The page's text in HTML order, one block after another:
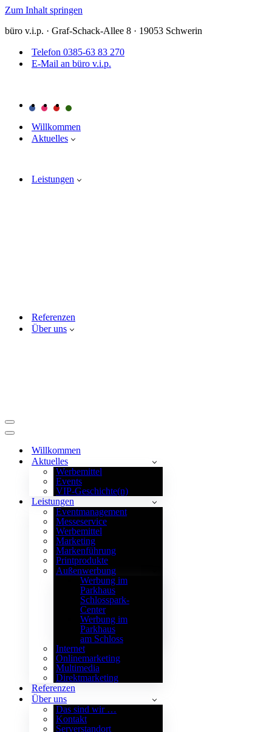
Zum Inhalt springen
büro v.i.p. · Graf-Schack-Allee 8 · 19053 Schwerin
Telefon 0385-63 83 270
E-Mail an büro v.i.p.
Willkommen
Aktuelles
Leistungen
Referenzen
Über uns
Navigationsmenü
Navigationsmenü
Willkommen
Aktuelles
Werbemittel
Events
VIP-Geschichte(n)
Leistungen
Eventmanagement
Messeservice
Werbemittel
Marketing
Markenführung
Printprodukte
Außenwerbung
Werbung im
Parkhaus
Schlosspark-
Center
Werbung im
Parkhaus
am Schloss
Internet
Onlinemarketing
Multimedia
Direktmarketing
Referenzen
Über uns
Das sind wir …
Kontakt
Serverstandort